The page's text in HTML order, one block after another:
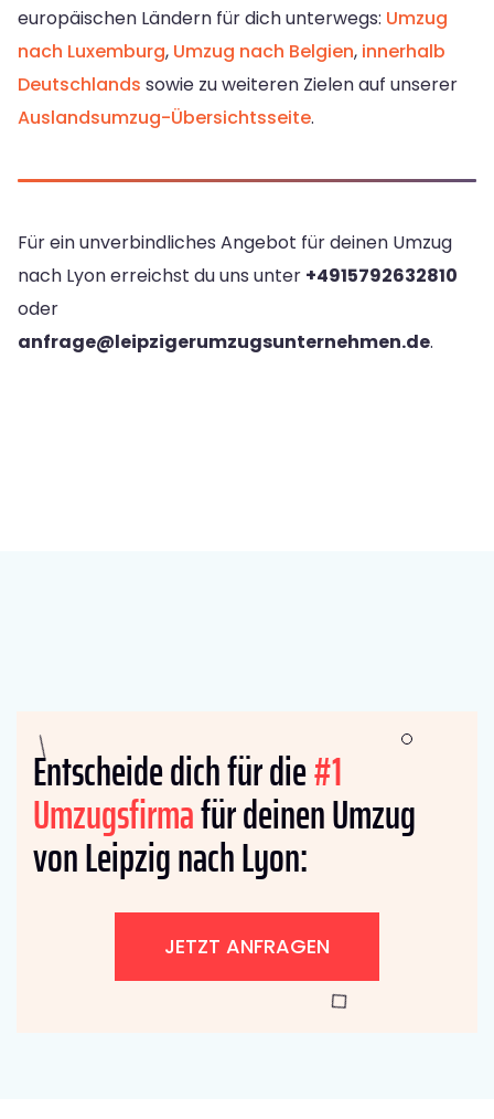
europäischen Ländern für dich unterwegs: Umzug
nach Luxemburg, Umzug nach Belgien, innerhalb
Deutschlands sowie zu weiteren Zielen auf unserer
Auslandsumzug-Übersichtsseite.
Für ein unverbindliches Angebot für deinen Umzug
nach Lyon erreichst du uns unter +4915792632810
oder
anfrage@leipzigerumzugsunternehmen.de.
Entscheide dich für die#1
Umzugsfirmafür deinen Umzug
von Leipzig nach Lyon:
JETZT ANFRAGEN